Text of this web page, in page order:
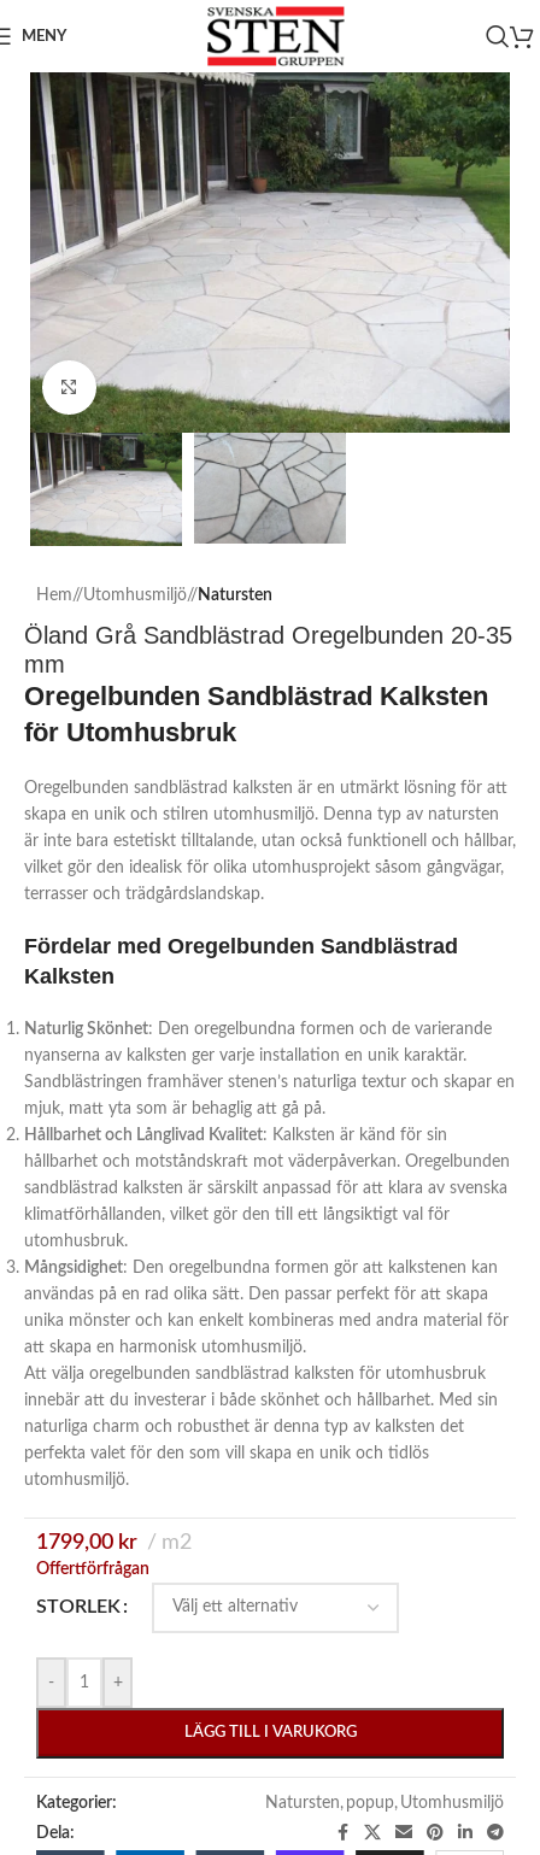
MENY
Click to enlarge
Hem/ Utomhusmiljö/ Natursten
Öland Grå Sandblästrad Oregelbunden 20-35
mm
Oregelbunden Sandblästrad Kalksten
för Utomhusbruk
Oregelbunden sandblästrad kalksten är en utmärkt lösning för att
skapa en unik och stilren utomhusmiljö. Denna typ av natursten
är inte bara estetiskt tilltalande, utan också funktionell och hållbar,
vilket gör den idealisk för olika utomhusprojekt såsom gångvägar,
terrasser och trädgårdslandskap.
Fördelar med Oregelbunden Sandblästrad
Kalksten
Naturlig Skönhet: Den oregelbundna formen och de varierande
nyanserna av kalksten ger varje installation en unik karaktär.
Sandblästringen framhäver stenen’s naturliga textur och skapar en
mjuk, matt yta som är behaglig att gå på.
Hållbarhet och Långlivad Kvalitet: Kalksten är känd för sin
hållbarhet och motståndskraft mot väderpåverkan. Oregelbunden
sandblästrad kalksten är särskilt anpassad för att klara av svenska
klimatförhållanden, vilket gör den till ett långsiktigt val för
utomhusbruk.
Mångsidighet: Den oregelbundna formen gör att kalkstenen kan
användas på en rad olika sätt. Den passar perfekt för att skapa
unika mönster och kan enkelt kombineras med andra material för
att skapa en harmonisk utomhusmiljö.
Att välja oregelbunden sandblästrad kalksten för utomhusbruk
innebär att du investerar i både skönhet och hållbarhet. Med sin
naturliga charm och robusthet är denna typ av kalksten det
perfekta valet för den som vill skapa en unik och tidlös
utomhusmiljö.
1799,00 kr m2
Offertförfrågan
STORLEK
- +
LÄGG TILL I VARUKORG
Kategorier: Natursten, popup, Utomhusmiljö
Dela: